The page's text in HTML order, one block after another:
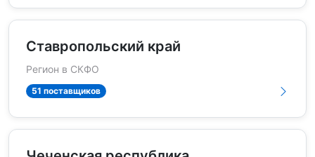
Ставропольский край
Регион в СКФО
51 поставщиков